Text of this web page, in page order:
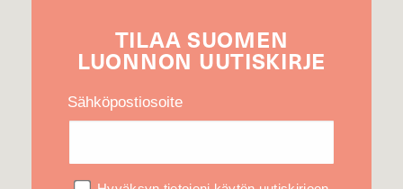
TILAA SUOMEN
LUONNON UUTIS­KIRJE
Sähköpostiosoite